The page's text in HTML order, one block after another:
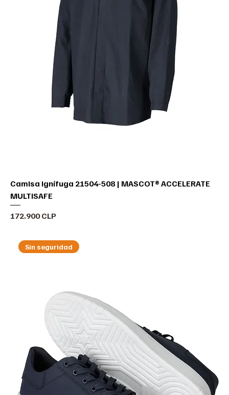
Camisa ignífuga 21504-508 | MASCOT® ACCELERATE
MULTISAFE
Precio
172.900 CLP
Sin seguridad